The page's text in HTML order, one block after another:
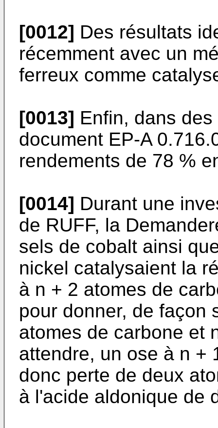
[0012] Des résultats
récemment avec un
ferreux comme
[0013] Enfin, dans
document EP-A
rendements de 78 %
[0014] Durant une
de RUFF, la
sels de cobalt ainsi
nickel catalysaient la
à n + 2 atomes de
pour donner, de façon
atomes de carbone et
attendre, un ose à n +
donc perte de deux
à l'acide aldonique de